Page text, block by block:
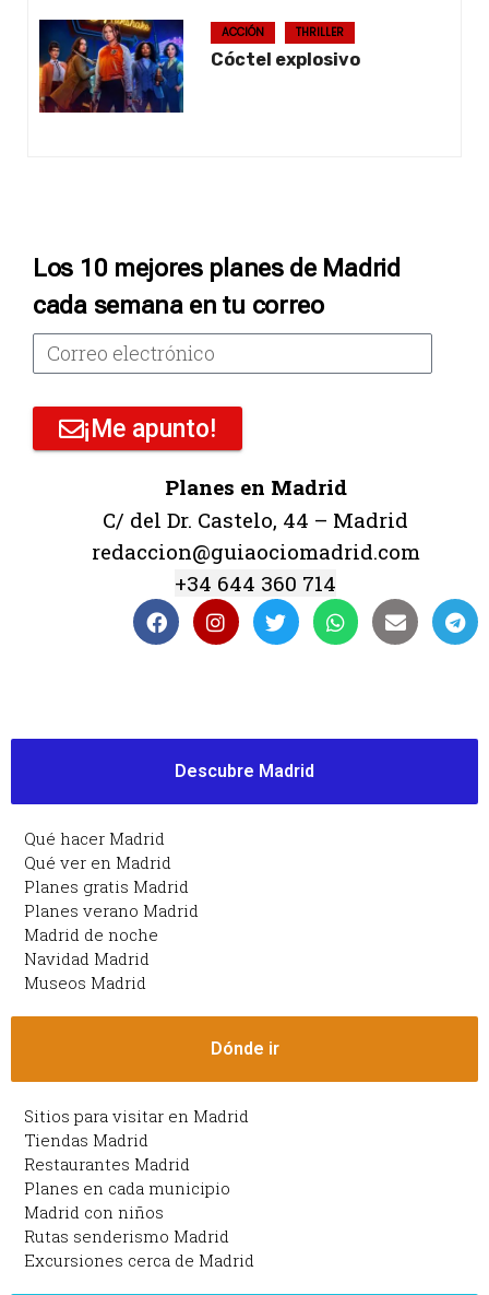
ACCIÓN THRILLER
Cóctel explosivo
Los 10 mejores planes de Madrid
cada semana en tu correo
¡Me apunto!
Planes en Madrid
C/ del Dr. Castelo, 44 – Madrid
redaccion@guiaociomadrid.com
+34 644 360 714
Descubre Madrid
Qué hacer Madrid
Qué ver en Madrid
Planes gratis Madrid
Planes verano Madrid
Madrid de noche
Navidad Madrid
Museos Madrid
Dónde ir
Sitios para visitar en Madrid
Tiendas Madrid
Restaurantes Madrid
Planes en cada municipio
Madrid con niños
Rutas senderismo Madrid
Excursiones cerca de Madrid